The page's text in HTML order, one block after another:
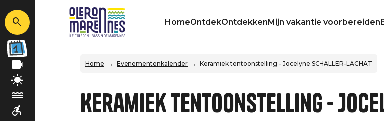
HomeOntdekOntdekkenMijn vakantie voorbereiden
Home Evenementenkalender Keramiek tentoonstelling - Jocelyne SCHALLER-LACHAT
Keramiek tentoonstelling -